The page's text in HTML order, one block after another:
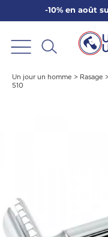
-10% en août
Un jour un homme > Rasage >
510